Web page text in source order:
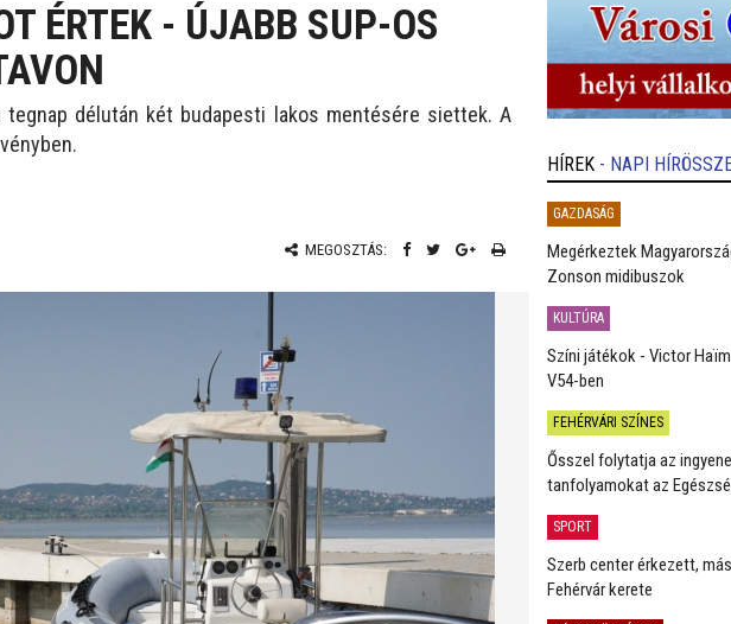
ÉRTEK - ÚJABB SUP-OS
tegnap délután két budapesti lakos mentésére siettek. A
MEGOSZTÁS:
HÍREK - NAPI
GAZDASÁG
Megérkeztek
Zonson midibuszok
KULTÚRA
Színi játékok - Victor
V54-ben
FEHÉRVÁRI SZÍNES
Ősszel folytatja az
tanfolyamokat az
SPORT
Szerb center érkezett,
Fehérvár kerete